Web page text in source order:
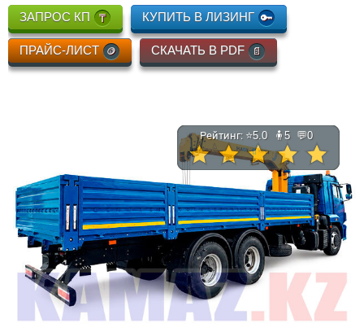
ЗАПРОС КП КУПИТЬ В ЛИЗИНГ
ПРАЙС-ЛИСТ СКАЧАТЬ В PDF
Рейтинг: ⭐5.0 🧍5 💬0